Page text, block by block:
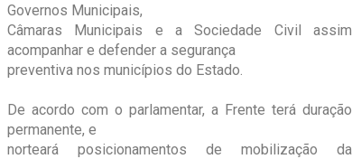
Governos Municipais,
Câmaras Municipais e a Sociedade Civil assim
acompanhar e defender a segurança
preventiva nos municípios do Estado.
De acordo com o parlamentar, a Frente terá duração
permanente, e
norteará posicionamentos de mobilização da